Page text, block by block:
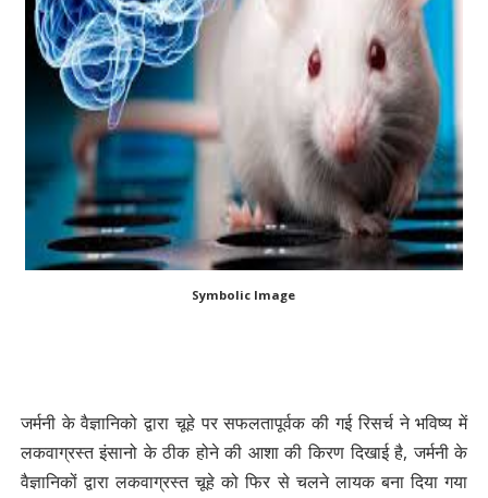
Symbolic Image
जर्मनी के वैज्ञानिको द्वारा चूहे पर सफलतापूर्वक की गई रिसर्च ने भविष्य में
लकवाग्रस्त इंसानो के ठीक होने की आशा की किरण दिखाई है, जर्मनी के
वैज्ञानिकों द्वारा लकवाग्रस्त चूहे को फिर से चलने लायक बना दिया गया